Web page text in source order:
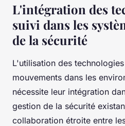
L'intégration des
suivi dans les
de la sécurité
L'utilisation des
mouvements dans les
nécessite leur intégration
gestion de la sécurité
collaboration étroite entre